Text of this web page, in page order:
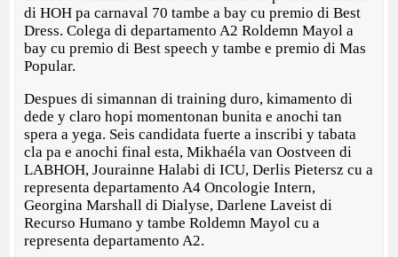
di HOH pa carnaval 70 tambe a bay cu premio di Best
Dress. Colega di departamento A2 Roldemn Mayol a
bay cu premio di Best speech y tambe e premio di Mas
Popular.
Despues di simannan di training duro, kimamento di
dede y claro hopi momentonan bunita e anochi tan
spera a yega. Seis candidata fuerte a inscribi y tabata
cla pa e anochi final esta, Mikhaéla van Oostveen di
LABHOH, Jourainne Halabi di ICU, Derlis Pietersz cu a
representa departamento A4 Oncologie Intern,
Georgina Marshall di Dialyse, Darlene Laveist di
Recurso Humano y tambe Roldemn Mayol cu a
representa departamento A2.